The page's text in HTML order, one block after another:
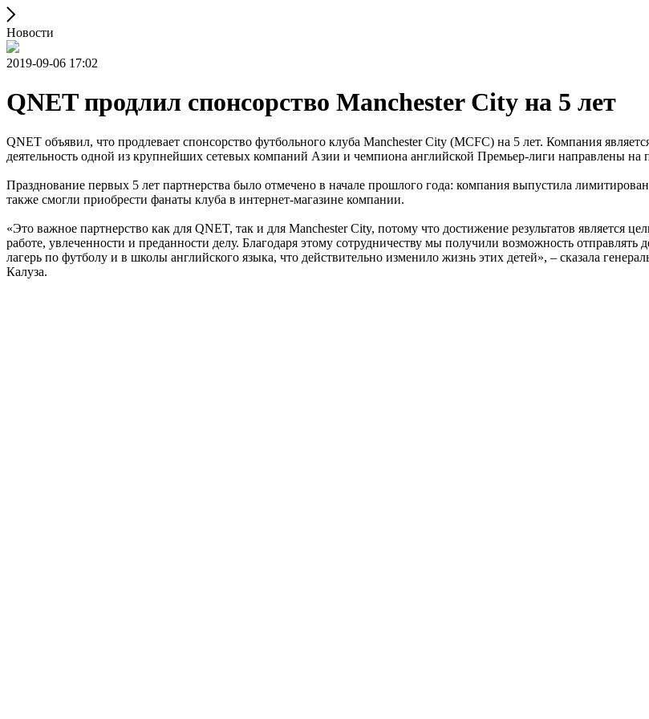
Новости
2019-09-06 17:02
QNET продлил спонсорство Manchester City на 5 лет
QNET объявил, что продлевает спонсорство футбольного клуба Manchester City (MCFC) на 5 лет. Компания
деятельность одной из крупнейших сетевых компаний Азии и чемпиона английской Премьер-лиги направлены на
Празднование первых 5 лет партнерства было отмечено в начале прошлого года: компания выпустила
также смогли приобрести фанаты клуба в интернет-магазине компании.
«Это важное партнерство как для QNET, так и для Manchester City, потому что достижение результатов является
работе, увлеченности и преданности делу. Благодаря этому сотрудничеству мы получили возможность
лагерь по футболу и в школы английского языка, что действительно изменило жизнь этих детей», – сказала
Калуза.